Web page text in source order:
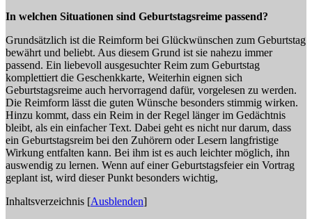
In welchen Situationen sind Geburtstagsreime passend?
Grundsätzlich ist die Reimform bei Glückwünschen zum Geburtstag
bewährt und beliebt. Aus diesem Grund ist sie nahezu immer
passend. Ein liebevoll ausgesuchter Reim zum Geburtstag
komplettiert die Geschenkkarte, Weiterhin eignen sich
Geburtstagsreime auch hervorragend dafür, vorgelesen zu werden.
Die Reimform lässt die guten Wünsche besonders stimmig wirken.
Hinzu kommt, dass ein Reim in der Regel länger im Gedächtnis
bleibt, als ein einfacher Text. Dabei geht es nicht nur darum, dass
ein Geburtstagsreim bei den Zuhörern oder Lesern langfristige
Wirkung entfalten kann. Bei ihm ist es auch leichter möglich, ihn
auswendig zu lernen. Wenn auf einer Geburtstagsfeier ein Vortrag
geplant ist, wird dieser Punkt besonders wichtig,
Inhaltsverzeichnis [Ausblenden]